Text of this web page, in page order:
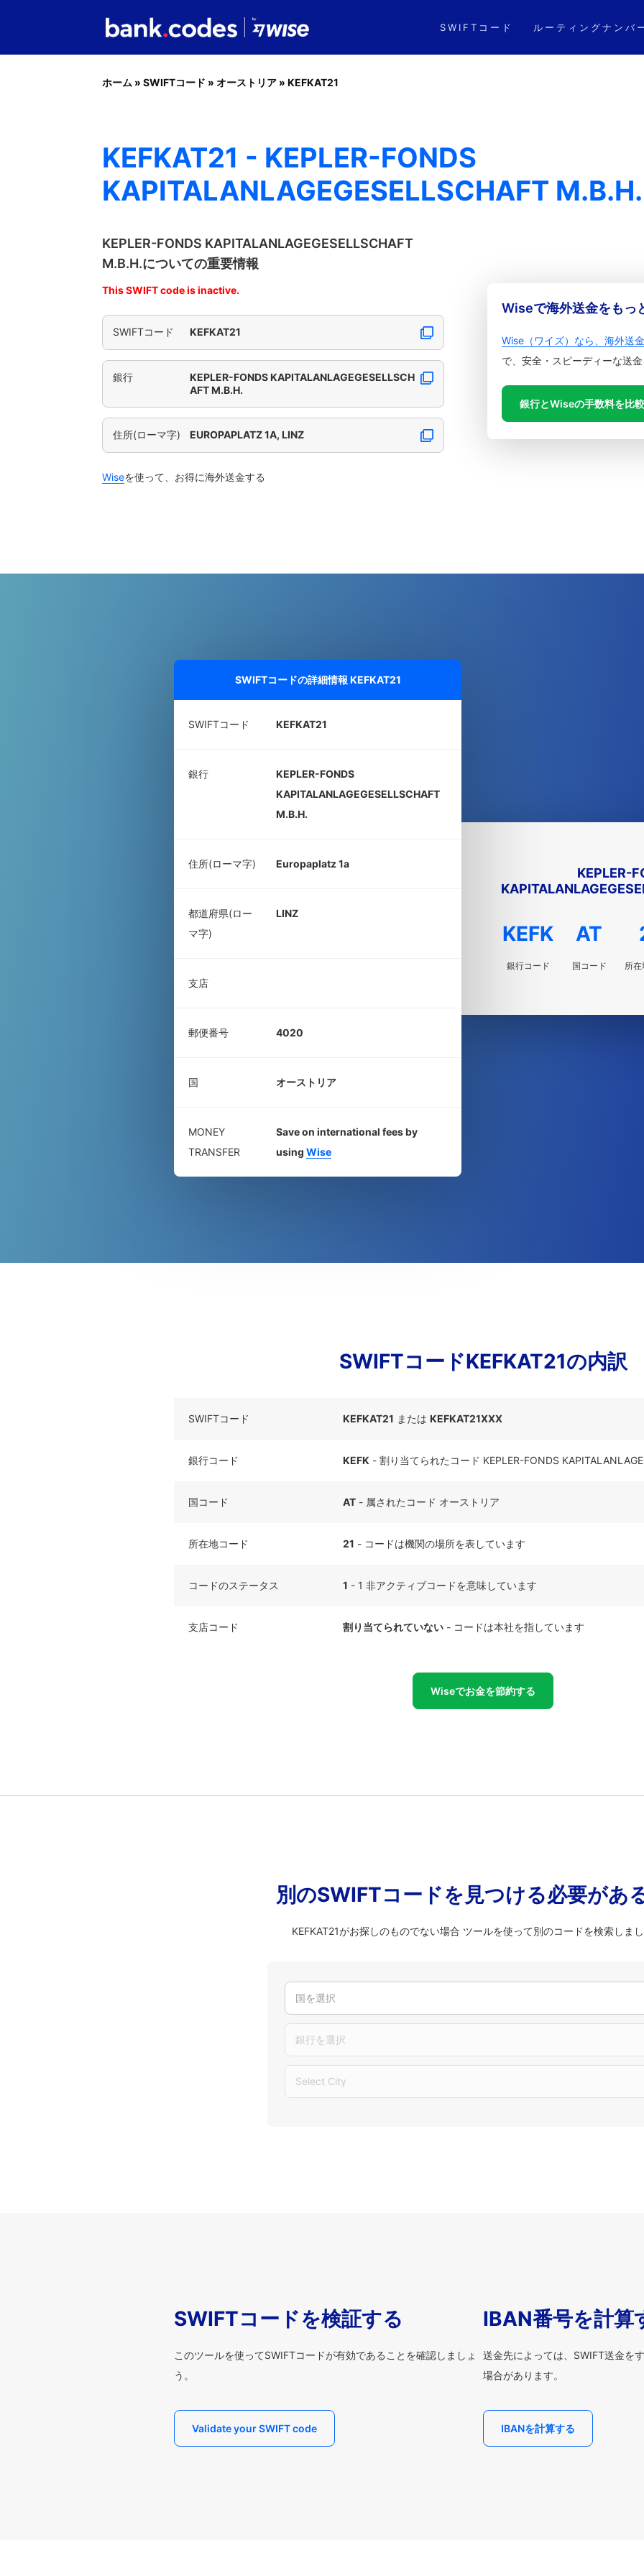
SWIFTコード ルーティングナンバ
ホーム » SWIFTコード » オーストリア » KEFKAT21
KEFKAT21 - KEPLER-FONDS
KAPITALANLAGEGESELLSCHAFT M.B.H.
KEPLER-FONDS KAPITALANLAGEGESELLSCHAFT
M.B.H.についての重要情報
This SWIFT code is inactive.
SWIFTコード KEFKAT21
銀行
KEPLER-FONDS KAPITALANLAGEGESELLSCH
AFT M.B.H.
住所(ローマ字) EUROPAPLATZ 1A, LINZ
Wiseを使って、お得に海外送金する
Wiseで海外送金をもっ
Wise（ワイズ）なら、海外送
で、安全・スピーディーな送金
銀行とWiseの手数料を比較
SWIFTコードの詳細情報 KEFKAT21
SWIFTコード KEFKAT21
銀行
KEPLER-FONDS
KAPITALANLAGEGESELLSCHAFT
M.B.H.
住所(ローマ字) Europaplatz 1a
都道府県(ロー
マ字)
LINZ
支店
郵便番号 4020
国 オーストリア
MONEY
TRANSFER
Save on international fees by
using Wise
KEPLER-
KEFK
銀行コード
AT
国コード 所在
SWIFTコードKEFKAT21の内訳
SWIFTコード KEFKAT21 または KEFKAT21XXX
銀行コード KEFK - 割り当てられたコード KEPLER-FONDS
国コード AT - 属されたコード オーストリア
所在地コード 21 - コードは機関の場所を表しています
コードのステータス 1 - 1 非アクティブコードを意味しています
支店コード 割り当てられていない - コードは本社を指しています
Wiseでお金を節約する
別のSWIFTコードを見つける必要があ
KEFKAT21がお探しのものでない場合 ツールを使って別のコードを検索しまし
国を選択
銀行を選択
Select City
SWIFTコードを検証する
このツールを使ってSWIFTコードが有効であることを確認しましょ
う。
Validate your SWIFT code
IBAN番号を計算
送金先によっては、SWIFT送金を
場合があります。
IBANを計算する